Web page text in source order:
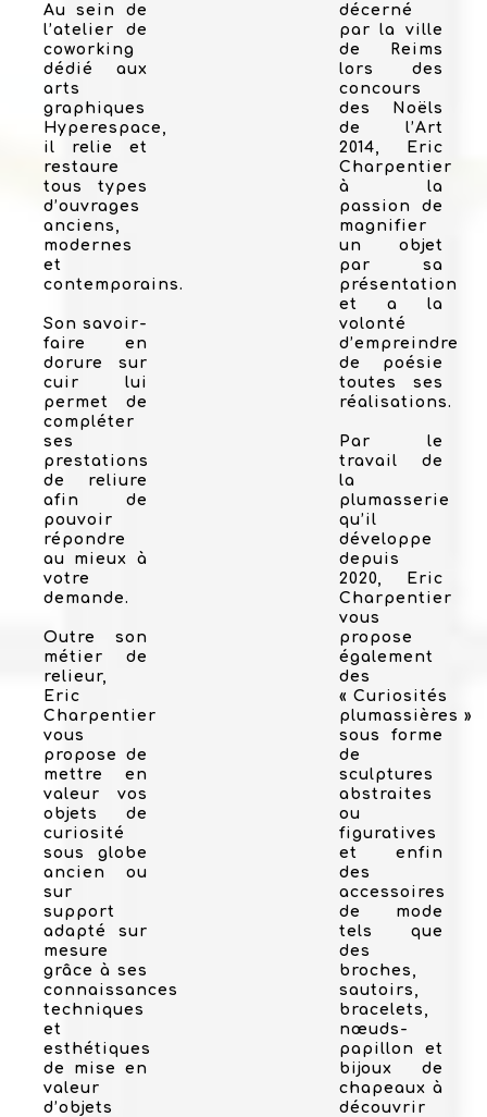
Au sein de
l’atelier de
coworking
dédié aux
arts
graphiques
Hyperespace,
il relie et
restaure
tous types
d’ouvrages
anciens,
modernes
et
contemporains.
Son savoir-
faire en
dorure sur
cuir lui
permet de
compléter
ses
prestations
de reliure
afin de
pouvoir
répondre
au mieux à
votre
demande.
Outre son
métier de
relieur,
Eric
Charpentier
vous
propose de
mettre en
valeur vos
objets de
curiosité
sous globe
ancien ou
sur
support
adapté sur
mesure
grâce à ses
connaissances
techniques
et
esthétiques
de mise en
valeur
d’objets
décerné
par la ville
de Reims
lors des
concours
des Noëls
de l’Art
2014, Eric
Charpentier
à la
passion de
magnifier
un objet
par sa
présentation
et a la
volonté
d’empreindre
de poésie
toutes ses
réalisations.
Par le
travail de
la
plumasserie
qu’il
développe
depuis
2020, Eric
Charpentier
vous
propose
également
des
« Curiosités
plumassières »
sous forme
de
sculptures
abstraites
ou
figuratives
et enfin
des
accessoires
de mode
tels que
des
broches,
sautoirs,
bracelets,
nœuds-
papillon et
bijoux de
chapeaux à
découvrir